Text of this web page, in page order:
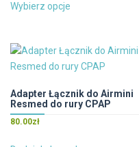
Wybierz opcje
Opcje
można
wybrać
Adapter Łącznik do Airmini
Resmed do rury CPAP
80.00zł